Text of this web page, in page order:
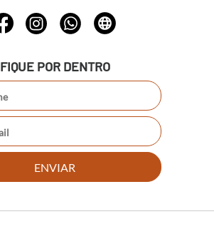
FIQUE POR DENTRO
ENVIAR